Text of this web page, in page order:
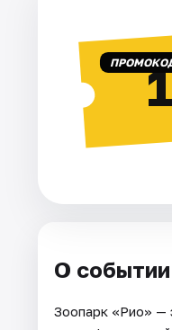
О событии
Зоопарк «Рио» —